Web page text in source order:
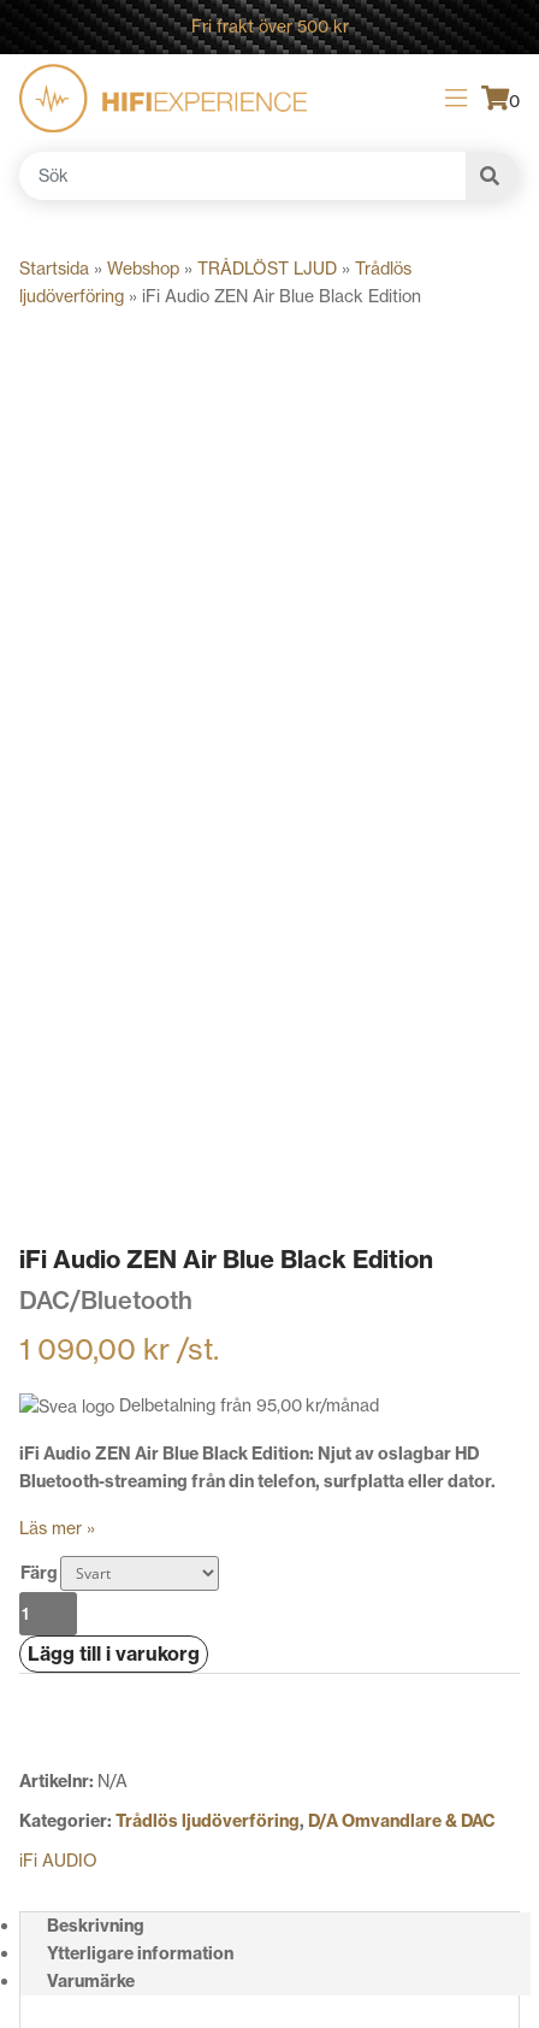
Fri frakt över 500 kr
0
Sök
Startsida » Webshop » TRÅDLÖST LJUD » Trådlös
ljudöverföring » iFi Audio ZEN Air Blue Black Edition
iFi Audio ZEN Air Blue Black Edition
DAC/Bluetooth
1 090,00 kr /st.
Delbetalning från 95,00 kr/månad
iFi Audio ZEN Air Blue Black Edition: Njutav oslagbar HD
Bluetooth-streaming från din telefon, surfplatta eller dator.
Läs mer »
Färg
iFi
Audio
ZEN
Edition
Lägg till i varukorg
Artikelnr: N/A
Kategorier: Trådlös ljudöverföring, D/A Omvandlare & DAC
iFi AUDIO
Beskrivning
Ytterligare information
Varumärke